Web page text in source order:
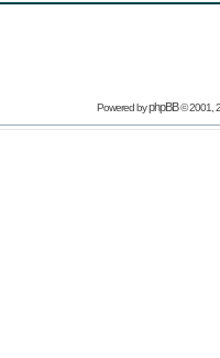
Powered byphpBB© 2001,